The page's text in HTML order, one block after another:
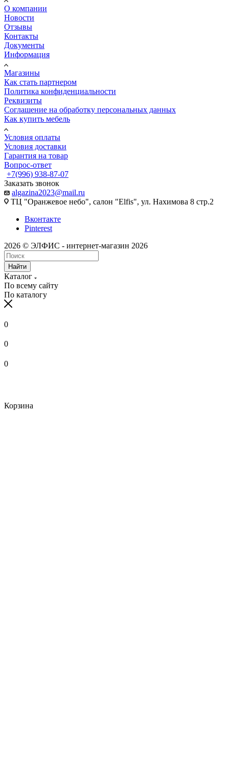
О компании
Новости
Отзывы
Контакты
Документы
Информация
Магазины
Как стать партнером
Политика конфиденциальности
Реквизиты
Соглашение на обработку персональных данных
Как купить мебель
Условия оплаты
Условия доставки
Гарантия на товар
Вопрос-ответ
+7(996) 938-87-07
Заказать звонок
algazina2023@mail.ru
ТЦ "Оранжевое небо", салон "Elfis", ул. Нахимова 8 стр.2
Вконтакте
Pinterest
2026 © ЭЛФИС - интернет-магазин 2026
Найти
Каталог
По всему сайту
По каталогу
0
0
0
Корзина